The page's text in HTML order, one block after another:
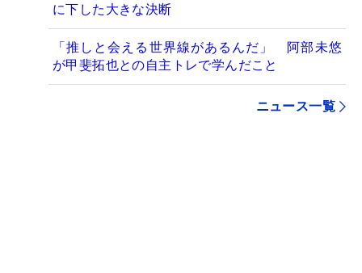
に下した大きな決断
「推しと会える世界線があるんだ」 阿部未悠
が甲斐拓也との自主トレで学んだこと
ニュース一覧